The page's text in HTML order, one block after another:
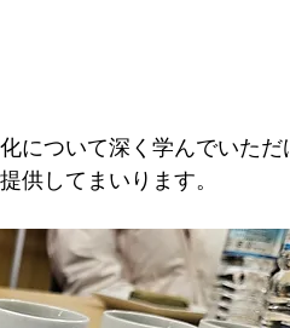
について深く学んでいただ
供してまいります。